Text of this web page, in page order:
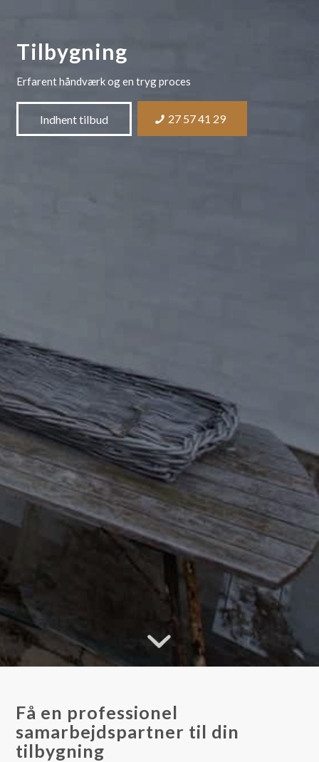
Tilbygning
Erfarent håndværk og en tryg proces
Indhent tilbud 27 57 41 29
Få en professionel
samarbejdspartner til din
tilbygning